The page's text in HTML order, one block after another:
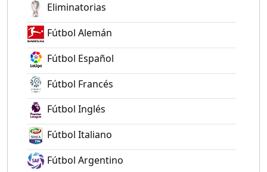
Eliminatorias
Fútbol Alemán
Fútbol Español
Fútbol Francés
Fútbol Inglés
Fútbol Italiano
Fútbol Argentino